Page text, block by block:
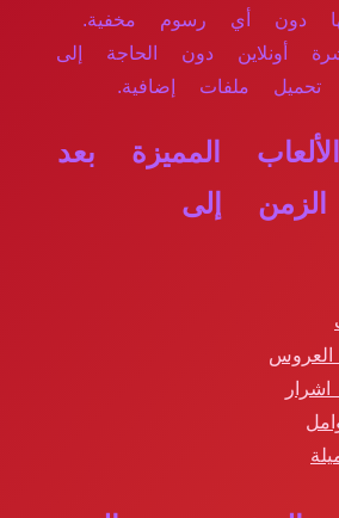
بها دون أي رسوم مخفية.
أونلاين دون الحاجة إلى
ملفات إضافية.
المميزة بعد
إلى